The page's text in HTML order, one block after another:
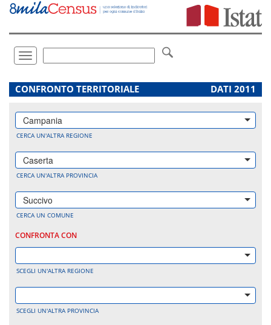
Vai
direttamente
Toggle
navigation
.
CONFRONTO TERRITORIALE DATI 2011
Campania
CERCA UN'ALTRA REGIONE
Caserta
CERCA UN'ALTRA PROVINCIA
Succivo
CERCA UN COMUNE
CONFRONTA CON
SCEGLI UN'ALTRA REGIONE
SCEGLI UN'ALTRA PROVINCIA